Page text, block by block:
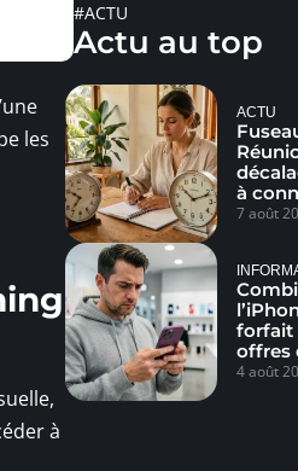
les
à
#ACTU
Actu au top
ACTU
à
7 août
forfait
offres
4 août